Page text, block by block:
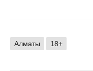
Алматы 18+